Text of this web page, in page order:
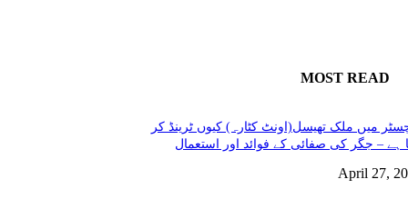
MOST READ
میں ملک تھیسل(اونٹ کٹارہ) کیوں ٹرینڈ کر
ہے – جگر کی صفائی کے فوائد اور استعمال
April 27,